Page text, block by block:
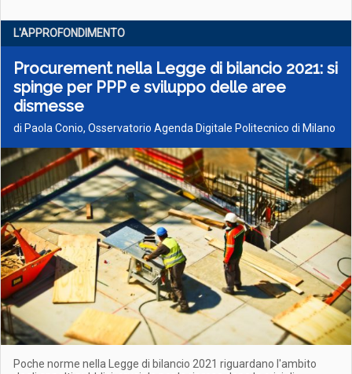
L'APPROFONDIMENTO
Procurement nella Legge di bilancio 2021: si
spinge per PPP e sviluppo delle aree
dismesse
di Paola Conio, Osservatorio Agenda Digitale Politecnico di Milano
Poche norme nella Legge di bilancio 2021 riguardano l'ambito